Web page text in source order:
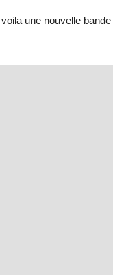
une nouvelle